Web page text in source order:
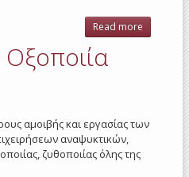
Read more
αμοιβής και εργασίας των
αναψυκτικών,
ζυθοποιίας όλης της